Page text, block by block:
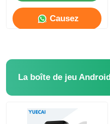
Causez
La boîte de jeu Android